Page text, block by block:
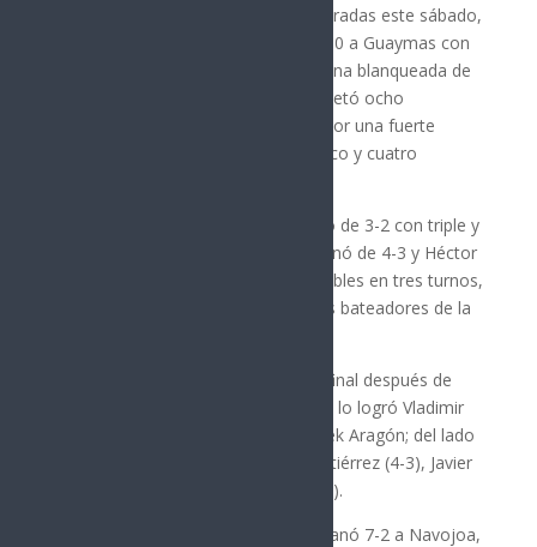
En las semifinales en la 15-16, celebradas este sábado,
Cajeme blanqueó por nocaut de 10-0 a Guaymas con
pitcheo de Darío Reyna, quien tiró una blanqueada de
cinco entradas (toleró tres hits y recetó ocho
ponches), además fue respaldado por una fuerte
ofensiva que incluyó racimos de cinco y cuatro
Por los ganadores, Luis García sonó de 3-2 con triple y
doblete, además Edman Cuevas tronó de 4-3 y Héctor
Rea también conectó par de imparables en tres turnos,
para convertirse en los tres mejores bateadores de la
Mientras tanto, Navojoa pasó a la final después de
doblegar 7-2 a Hermosillo; el triunfo lo logró Vladimir
Rodríguez y la derrota la sufrió Derek Aragón; del lado
de los “mayos” repitieron Martín Gutiérrez (4-3), Javier
Ramos (4-2) y Ángel Valenzuela (4-2).
Pasando a la 13-14, Hermosillo le ganó 7-2 a Navojoa,